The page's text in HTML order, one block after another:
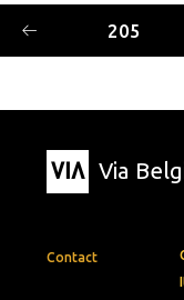
205
Via
Contact